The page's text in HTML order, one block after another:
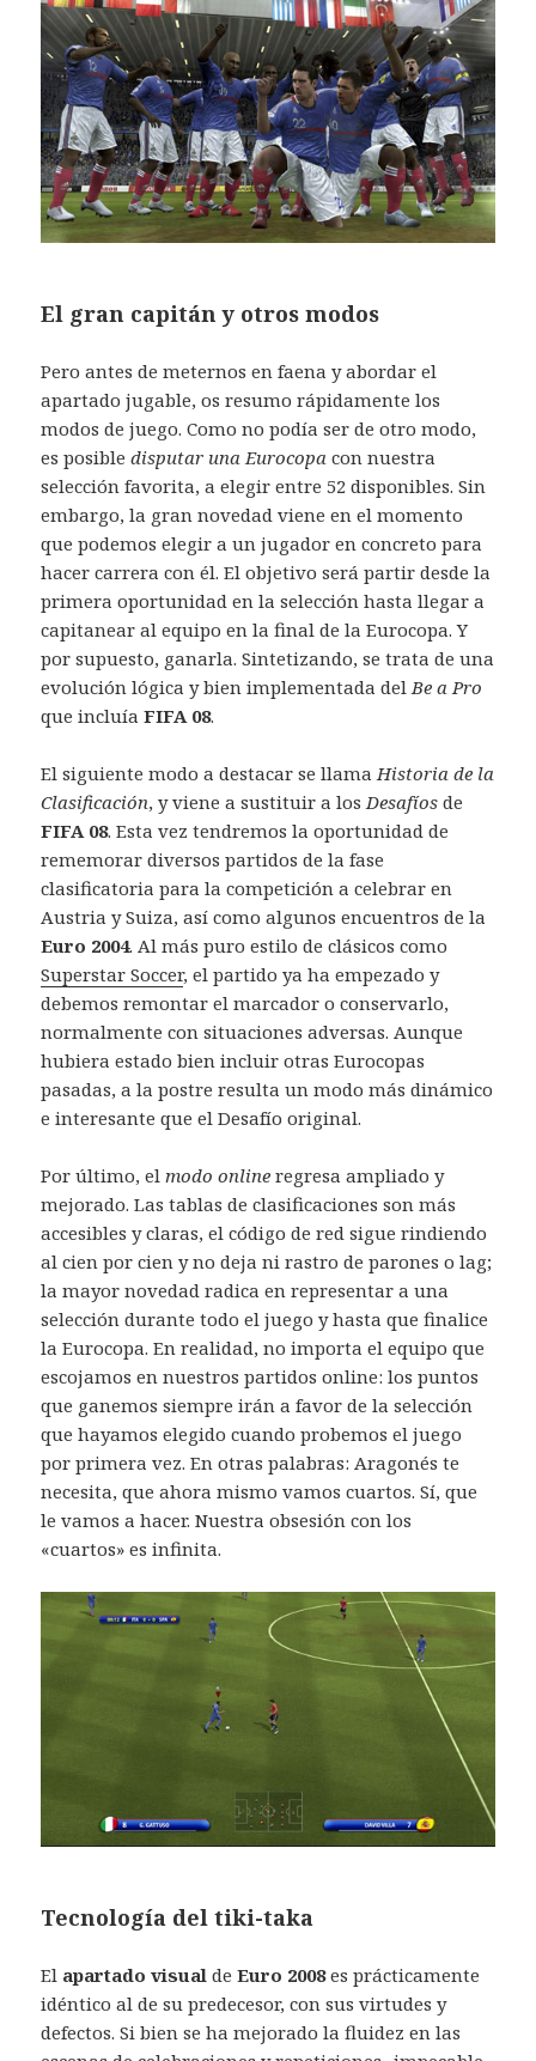
El gran capitán y otros modos
Pero antes de meternos en faena y abordar el
apartado jugable, os resumo rápidamente los
modos de juego. Como no podía ser de otro modo,
es posibledisputar una Eurocopa con nuestra
selección favorita, a elegir entre 52 disponibles. Sin
embargo, la gran novedad viene en el momento
que podemos elegir a un jugador en concreto para
hacer carrera con él. El objetivo será partir desde la
primera oportunidad en la selección hasta llegar a
capitanear al equipo en la final de la Eurocopa. Y
por supuesto, ganarla. Sintetizando, se trata de una
evolución lógica y bien implementada delBe a Pro
que incluíaFIFA 08.
El siguiente modo a destacar se llamaHistoria de la
Clasificación, y viene a sustituir a losDesafíos de
FIFA 08. Esta vez tendremos la oportunidad de
rememorar diversos partidos de la fase
clasificatoria para la competición a celebrar en
Austria y Suiza, así como algunos encuentros de la
Euro 2004. Al más puro estilo de clásicos como
Superstar Soccer, el partido ya ha empezado y
debemos remontar el marcador o conservarlo,
normalmente con situaciones adversas. Aunque
hubiera estado bien incluir otras Eurocopas
pasadas, a la postre resulta un modo más dinámico
e interesante que el Desafío original.
Por último, elmodo online regresa ampliado y
mejorado. Las tablas de clasificaciones son más
accesibles y claras, el código de red sigue rindiendo
al cien por cien y no deja ni rastro de parones o lag;
la mayor novedad radica en representar a una
selección durante todo el juego y hasta que finalice
la Eurocopa. En realidad, no importa el equipo que
escojamos en nuestros partidos online: los puntos
que ganemos siempre irán a favor de la selección
que hayamos elegido cuando probemos el juego
por primera vez. En otras palabras: Aragonés te
necesita, que ahora mismo vamos cuartos. Sí, que
le vamos a hacer. Nuestra obsesión con los
«cuartos» es infinita.
Tecnología del tiki-taka
El apartado visualdeEuro 2008es prácticamente
idéntico al de su predecesor, con sus virtudes y
defectos. Si bien se ha mejorado la fluidez en las